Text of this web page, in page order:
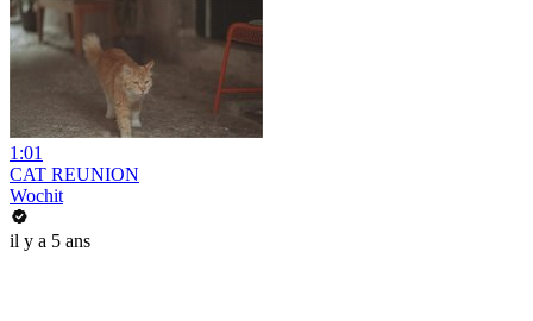
1:01
CAT REUNION
Wochit
il y a 5 ans